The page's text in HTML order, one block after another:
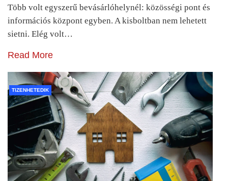
Több volt egyszerű bevásárlóhelynél: közösségi pont és
információs központ egyben. A kisboltban nem lehetett
sietni. Elég volt…
Read More
TIZENHETEDIK